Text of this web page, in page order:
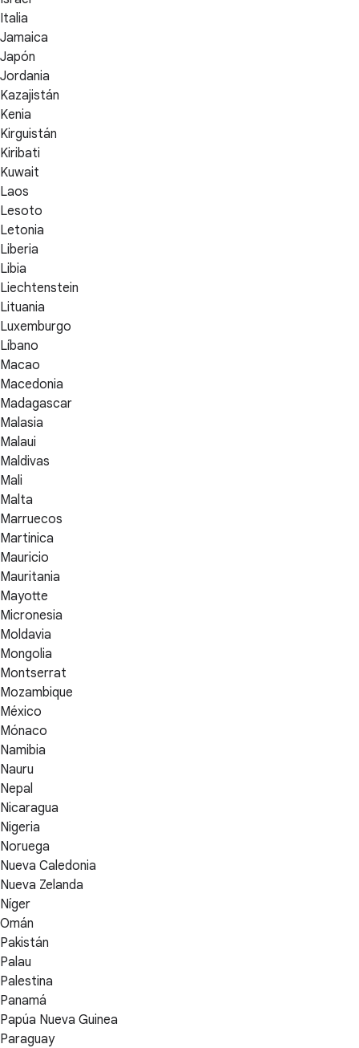
Italia
Jamaica
Japón
Jordania
Kazajistán
Kenia
Kirguistán
Kiribati
Kuwait
Laos
Lesoto
Letonia
Liberia
Libia
Liechtenstein
Lituania
Luxemburgo
Líbano
Macao
Macedonia
Madagascar
Malasia
Malaui
Maldivas
Mali
Malta
Marruecos
Martinica
Mauricio
Mauritania
Mayotte
Micronesia
Moldavia
Mongolia
Montserrat
Mozambique
México
Mónaco
Namibia
Nauru
Nepal
Nicaragua
Nigeria
Noruega
Nueva Caledonia
Nueva Zelanda
Níger
Omán
Pakistán
Palau
Palestina
Panamá
Papúa Nueva Guinea
Paraguay